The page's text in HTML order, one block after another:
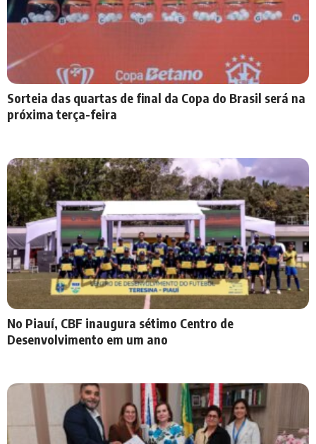
Sorteia das quartas de final da Copa do Brasil será na
próxima terça-feira
No Piauí, CBF inaugura sétimo Centro de
Desenvolvimento em um ano